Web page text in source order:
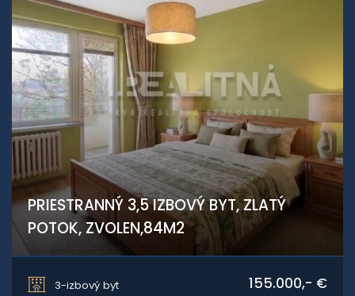
PRIESTRANNÝ 3,5 IZBOVÝ BYT, ZLATÝ
POTOK, ZVOLEN,84M2
3-izbový byt
155.000,- €